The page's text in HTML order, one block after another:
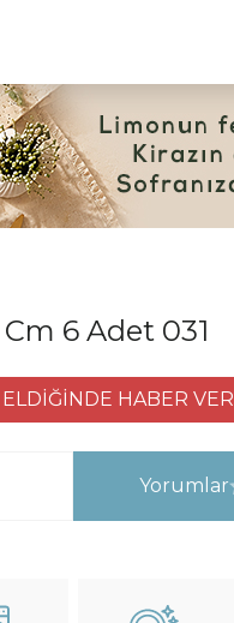
6 Adet 031
HABER VER
Yorumlar